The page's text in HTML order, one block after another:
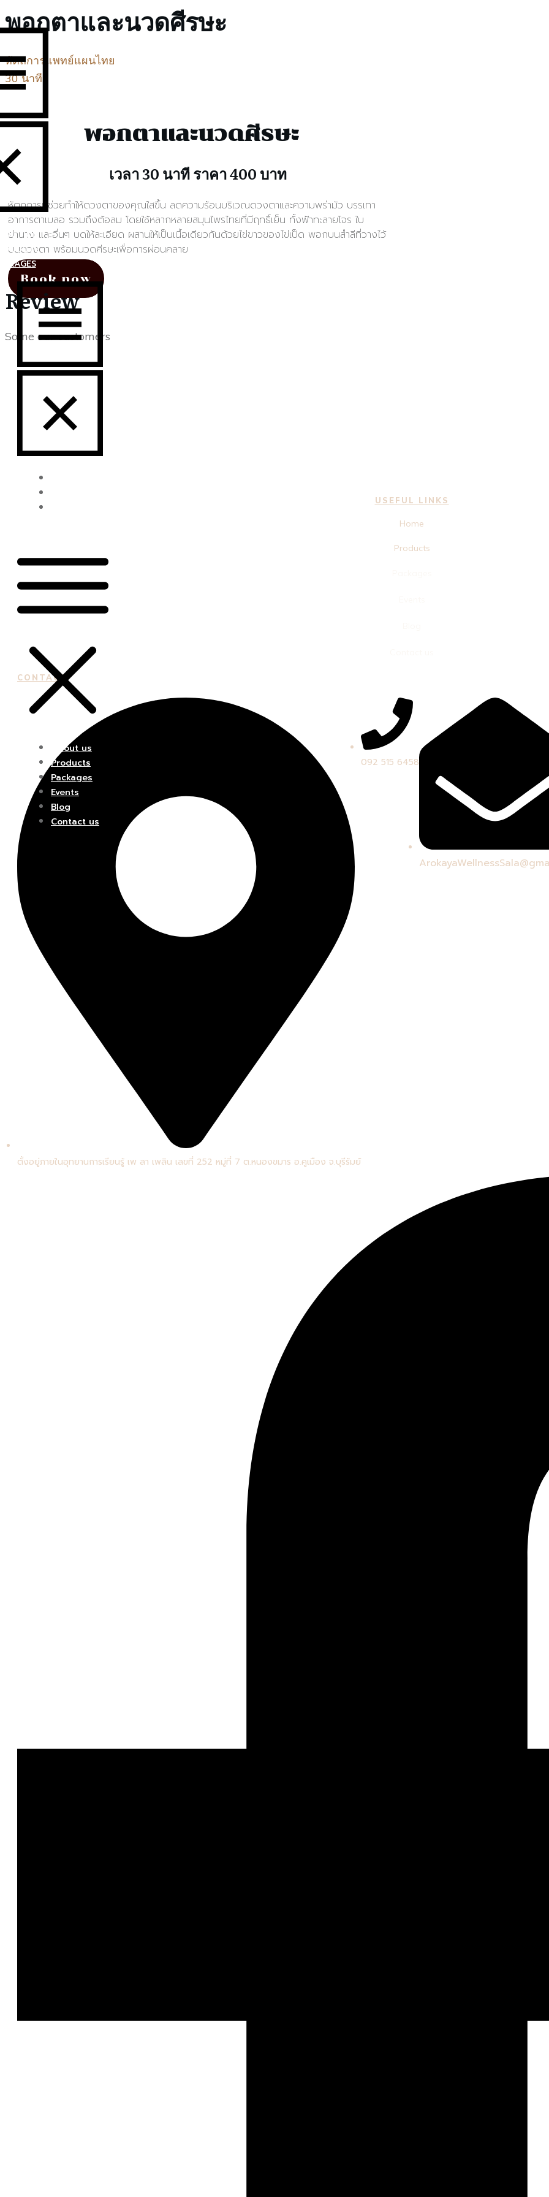
US
About us
Products
Packages
Events
Blog
Contact us
พอกตาและนวดศีรษะ
หัตถการแพทย์แผนไทย
30 นาที
พอกตาและนวดศีรษะ
เวลา 30 นาที ราคา 400 บาท
หัตถการที่ช่วยทำให้ดวงตาของคุณใสขึ้น ลดความร้อนบริเวณดวงตาและความพร่ามัว บรรเทา
อาการตาเบลอ รวมถึงต้อลม โดยใช้หลากหลายสมุนไพรไทยที่มีฤทธิ์เย็น ทั้งฟ้าทะลายโจร ใบ
ย่านาง และอื่นๆ บดให้ละเอียด ผสานให้เป็นเนื้อเดียวกันด้วยไข่ขาวของไข่เป็ด พอกบนสำลีที่วางไว้
บนดวงตา พร้อมนวดศีรษะเพื่อการผ่อนคลาย
Book now
Review
Some our customers
USEFUL LINKS
Home
Products
CONTACT
ตั้งอยู่ภายในอุทยานการเรียนรู้ เพ ลา เพลิน เลขที่ 252 หมู่ที่ 7 ต.หนองขมาร อ.คูเมือง จ.บุรีรัมย์
092 515 6458